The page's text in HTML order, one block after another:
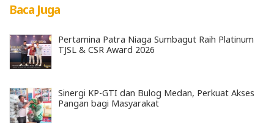
Baca Juga
Pertamina Patra Niaga Sumbagut Raih Platinum
TJSL & CSR Award 2026
Sinergi KP-GTI dan Bulog Medan, Perkuat Akses
Pangan bagi Masyarakat